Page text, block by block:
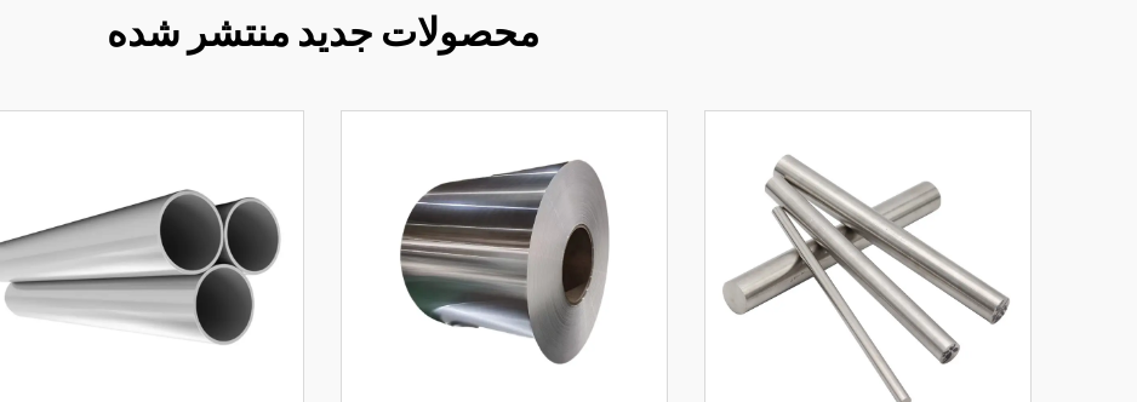
محصولات جدید منتشر شده